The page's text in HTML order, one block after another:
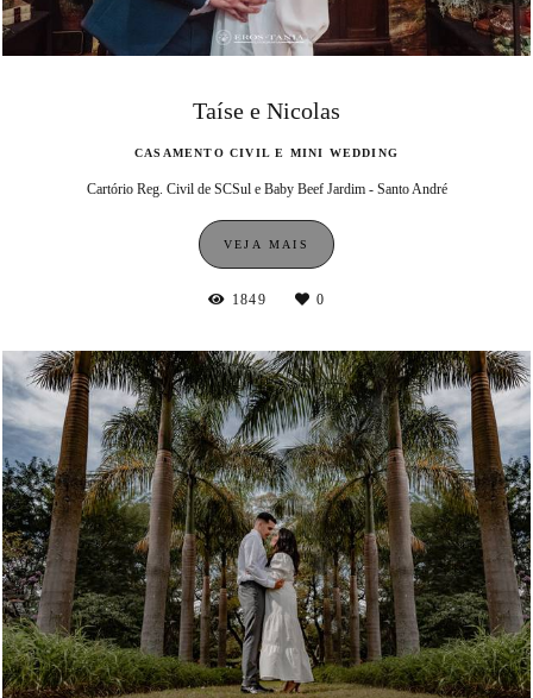
Taíse e Nicolas
CASAMENTO CIVIL E MINI WEDDING
Cartório Reg. Civil de SCSul e Baby Beef Jardim - Santo André
VEJA MAIS
1849 0